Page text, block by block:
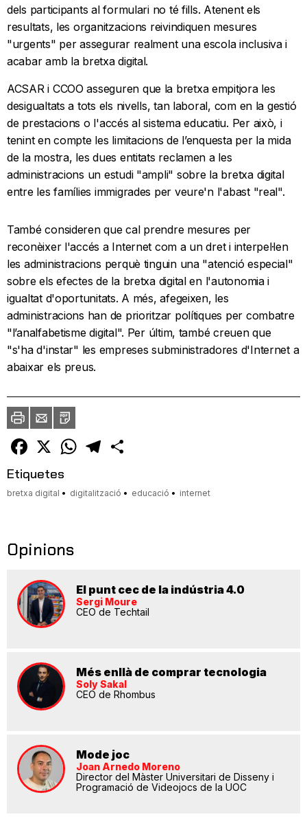
dels participants al formulari no té fills. Atenent els
resultats, les organitzacions reivindiquen mesures
"urgents" per assegurar realment una escola inclusiva i
acabar amb la bretxa digital.
ACSAR i CCOO asseguren que la bretxa empitjora les
desigualtats a tots els nivells, tan laboral, com en la gestió
de prestacions o l'accés al sistema educatiu. Per això, i
tenint en compte les limitacions de l’enquesta per la mida
de la mostra, les dues entitats reclamen a les
administracions un estudi "ampli" sobre la bretxa digital
entre les famílies immigrades per veure'n l'abast "real".
També consideren que cal prendre mesures per
reconèixer l'accés a Internet com a un dret i interpel·len
les administracions perquè tinguin una "atenció especial"
sobre els efectes de la bretxa digital en l'autonomia i
igualtat d'oportunitats. A més, afegeixen, les
administracions han de prioritzar polítiques per combatre
"l’analfabetisme digital". Per últim, també creuen que
"s'ha d'instar" les empreses subministradores d'Internet a
abaixar els preus.
ImprimirEnvia
un
amic
PDF
Facebook
X WhatsAppTelegram
Etiquetes
bretxa digital digitalització educació internet
Opinions
El punt cec de la indústria 4.0
Sergi Moure
CEO de Techtail
Més enllà de comprar tecnologia
Soly Sakal
CEO de Rhombus
Mode joc
Joan Arnedo Moreno
Director del Màster Universitari de Disseny i
Programació de Videojocs de la UOC